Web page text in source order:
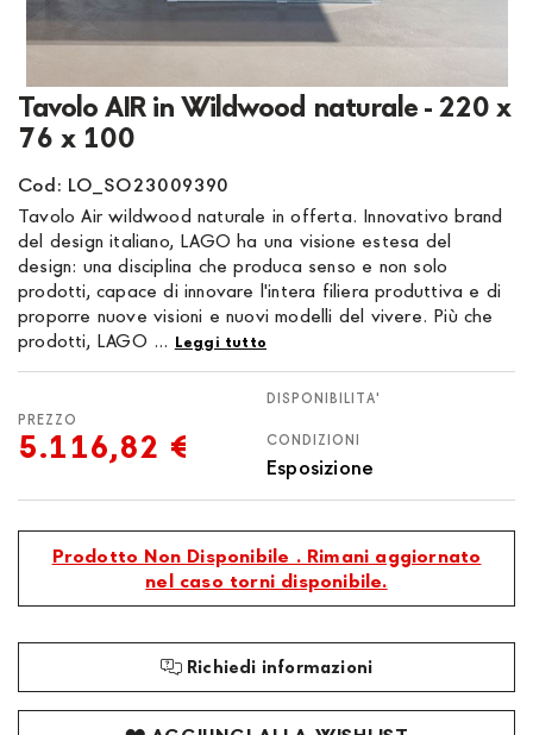
Tavolo AIR in Wildwood naturale - 220 x
76 x 100
Cod: LO_SO23009390
Tavolo Air wildwood naturale in offerta. Innovativo brand
del design italiano, LAGO ha una visione estesa del
design: una disciplina che produca senso e non solo
prodotti, capace di innovare l'intera filiera produttiva e di
proporre nuove visioni e nuovi modelli del vivere. Più che
prodotti, LAGO ... Leggi tutto
5.116,82 €
DISPONIBILITA'
CONDIZIONI
Esposizione
Prodotto Non Disponibile . Rimani aggiornato
nel caso torni disponibile.
Richiedi informazioni
Vai
all'inizio
della
galleria
di
immagini